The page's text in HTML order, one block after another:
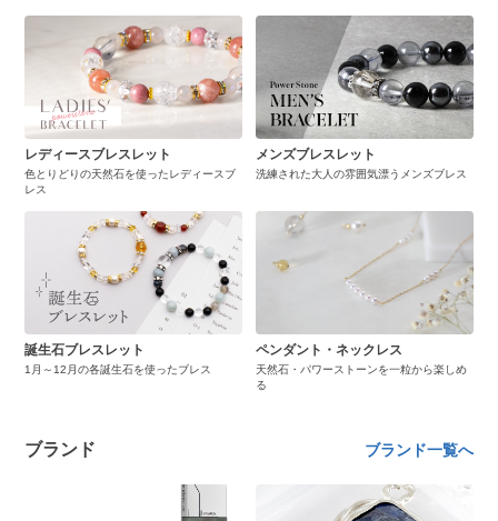
レディースブレスレット
色とりどりの天然石を使ったレディースブ
レス
メンズブレスレット
洗練された大人の雰囲気漂うメンズブレス
誕生石ブレスレット
1月～12月の各誕生石を使ったブレス
ペンダント・ネックレス
天然石・パワーストーンを一粒から楽しめ
る
ブランド ブランド一覧へ